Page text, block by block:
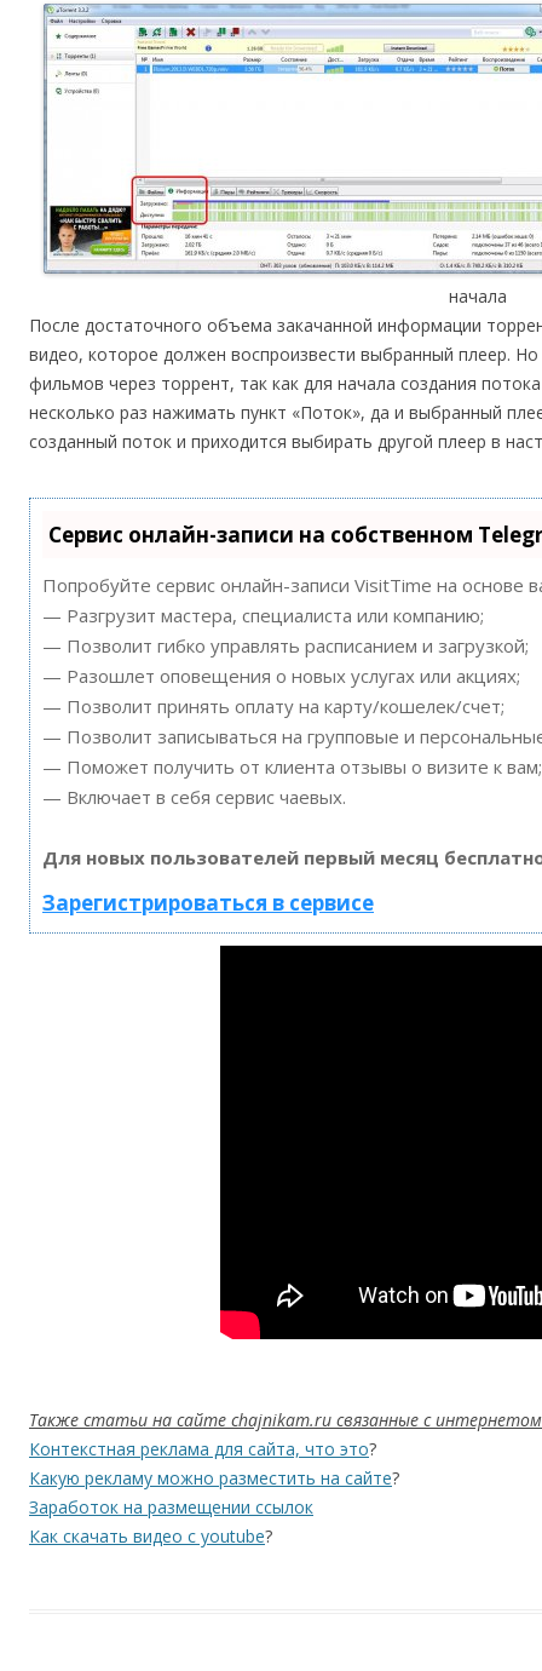
начала
После достаточного объема закачанной информации
видео, которое должен воспроизвести выбранный плеер.
фильмов через торрент, так как для начала создания
несколько раз нажимать пункт «Поток», да и выбранный
созданный поток и приходится выбирать другой плеер в
Сервис онлайн-записи на собственном
Попробуйте сервис онлайн-записи VisitTime на основе
— Разгрузит мастера, специалиста или компанию;
— Позволит гибко управлять расписанием и загрузкой;
— Разошлет оповещения о новых услугах или акциях;
— Позволит принять оплату на карту/кошелек/счет;
— Позволит записываться на групповые и
— Поможет получить от клиента отзывы о визите к вам;
— Включает в себя сервис чаевых.
Для новых пользователей первый месяц
Зарегистрироваться в сервисе
Также статьи на сайте chajnikam.ru связанные с
Контекстная реклама для сайта, что это?
Какую рекламу можно разместить на сайте?
Заработок на размещении ссылок
Как скачать видео с youtube?